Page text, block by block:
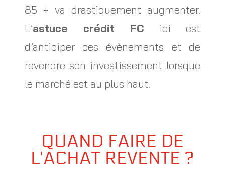
85 + va drastiquement augmenter.
L’astuce crédit FC ici est
d’anticiper ces évènements et de
revendre son investissement lorsque
le marché est au plus haut.
QUAND FAIRE DE
L’ACHAT REVENTE ?